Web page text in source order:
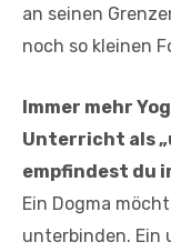
an seinen
noch so kleinen
Immer mehr
Unterricht als
empfindest du
Ein Dogma
unterbinden. Ein